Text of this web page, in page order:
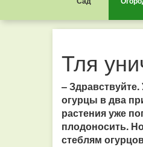
Тля
–
огурцы в два
растения уже
плодоносить.
стеблям